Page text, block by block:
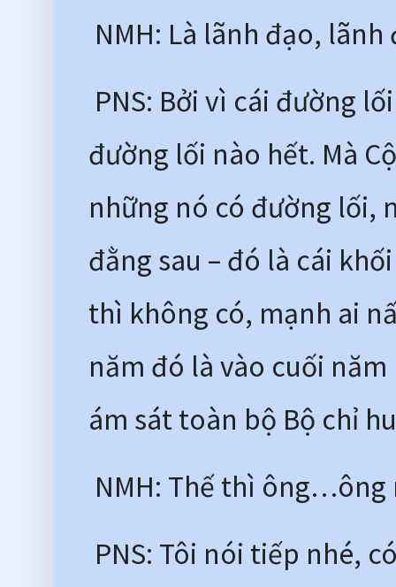
NMH: Là lãnh đạo,
PNS: Bởi vì cái đường
đường lối nào hết. Mà
những nó có đường lối,
đằng sau – đó là cái
thì không có, mạnh ai
năm đó là vào cuối
ám sát toàn bộ Bộ chỉ
NMH: Thế thì
PNS: Tôi nói tiếp nhé,